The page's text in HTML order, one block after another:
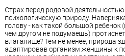
Страх перед родовой
психологическую природу.
голову - как такой большой ребенок
чем другом не подумаешь)
влагалище? Тем не менее, природа
адаптировав организм женщины к